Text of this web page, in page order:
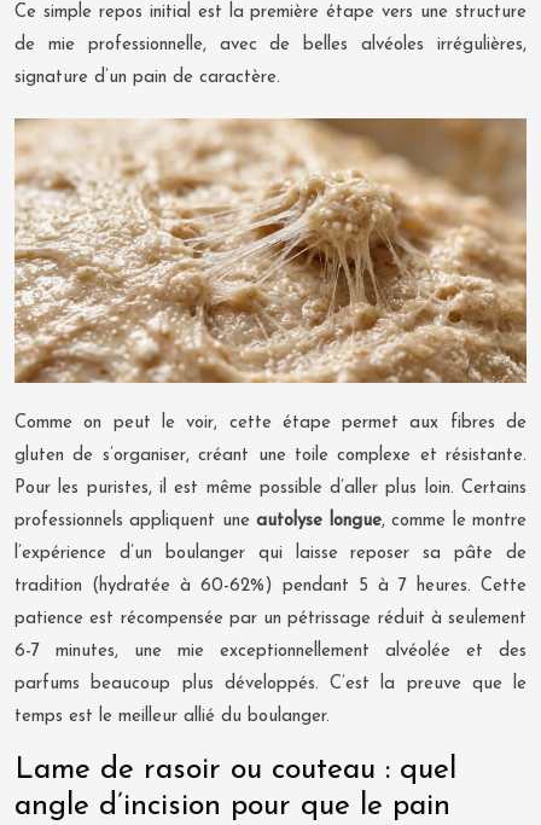
Ce simple repos initial est la première étape vers une structure
de mie professionnelle, avec de belles alvéoles irrégulières,
signature d’un pain de caractère.
Comme on peut le voir, cette étape permet aux fibres de
gluten de s’organiser, créant une toile complexe et résistante.
Pour les puristes, il est même possible d’aller plus loin. Certains
professionnels appliquent uneautolyse longue, comme le montre
l’expérience d’un boulanger qui laisse reposer sa pâte de
tradition (hydratée à 60-62%) pendant 5 à 7 heures. Cette
patience est récompensée par un pétrissage réduit à seulement
6-7 minutes, une mie exceptionnellement alvéolée et des
parfums beaucoup plus développés. C’est la preuve que le
temps est le meilleur allié du boulanger.
Lame de rasoir ou couteau : quel
angle d’incision pour que le pain